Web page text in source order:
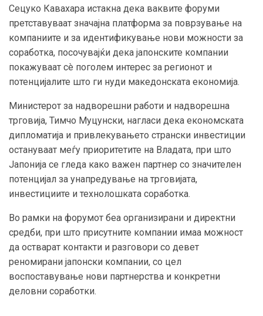
Сецуко Кавахара истакна дека ваквите форуми
претставуваат значајна платформа за поврзување на
компаниите и за идентификување нови можности за
соработка, посочувајќи дека јапонските компании
покажуваат сè поголем интерес за регионот и
потенцијалите што ги нуди македонската економија.
Министерот за надворешни работи и надворешна
трговија, Тимчо Муцунски, нагласи дека економската
дипломатија и привлекувањето странски инвестиции
остануваат меѓу приоритетите на Владата, при што
Јапонија се гледа како важен партнер со значителен
потенцијал за унапредување на трговијата,
инвестициите и технолошката соработка.
Во рамки на форумот беа организирани и директни
средби, при што присутните компании имаа можност
да остварат контакти и разговори со девет
реномирани јапонски компании, со цел
воспоставување нови партнерства и конкретни
деловни соработки.